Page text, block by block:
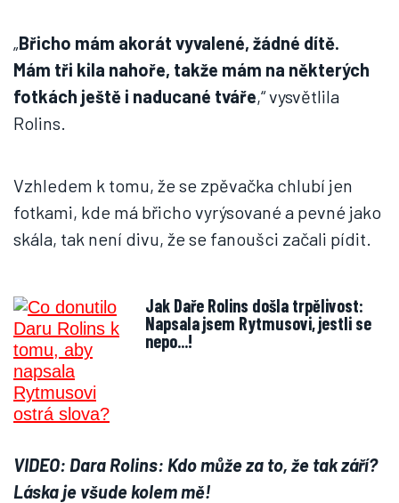
„Břicho mám akorát vyvalené, žádné dítě.
Mám tři kila nahoře, takže mám na některých
fotkách ještě i naducané tváře,“ vysvětlila
Rolins.
Vzhledem k tomu, že se zpěvačka chlubí jen
fotkami, kde má břicho vyrýsované a pevné jako
skála, tak není divu, že se fanoušci začali pídit.
Jak Daře Rolins došla trpělivost:
Napsala jsem Rytmusovi, jestli se
nepo...!
VIDEO: Dara Rolins: Kdo může za to, že tak září?
Láska je všude kolem mě!